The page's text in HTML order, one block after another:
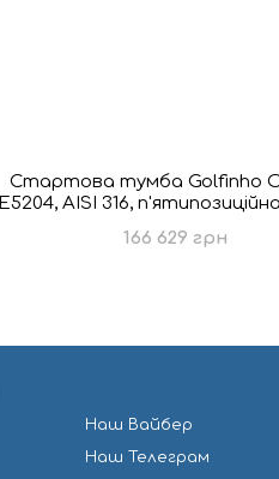
Стартова тумба Golfinho
E5204, AISI 316,
166 629 грн
Наш Вайбер
Наш Телеграм